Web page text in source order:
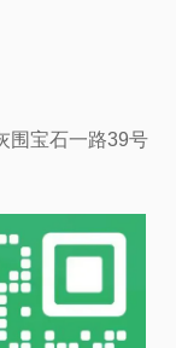
围宝石一路39号